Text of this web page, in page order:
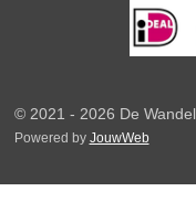
© 2021 - 2026 De
Powered by JouwWeb